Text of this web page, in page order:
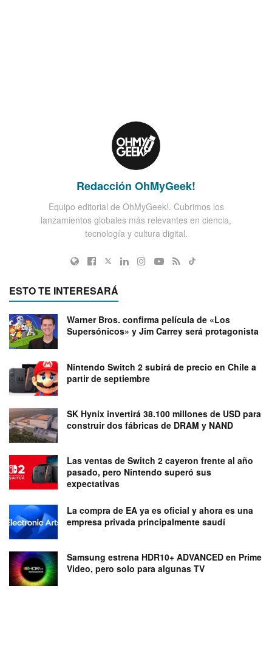
Redacción OhMyGeek!
Equipo editorial de OhMyGeek!. Cubrimos los
lanzamientos globales más relevantes en ciencia,
tecnología y cultura digital.
ESTO TE INTERESARÁ
Warner Bros. confirma película de «Los
Supersónicos» y Jim Carrey será protagonista
Nintendo Switch 2 subirá de precio en Chile a
partir de septiembre
SK Hynix invertirá 38.100 millones de USD para
construir dos fábricas de DRAM y NAND
Las ventas de Switch 2 cayeron frente al año
pasado, pero Nintendo superó sus
expectativas
La compra de EA ya es oficial y ahora es una
empresa privada principalmente saudí
Samsung estrena HDR10+ ADVANCED en Prime
Video, pero solo para algunas TV